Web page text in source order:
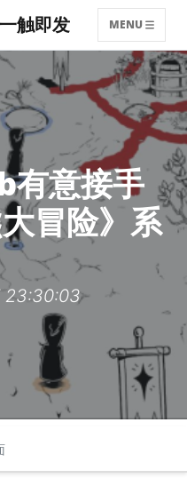
触即发 MENU
有意接手
冒险》系
23:30:03